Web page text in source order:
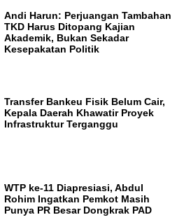
Andi Harun: Perjuangan Tambahan
TKD Harus Ditopang Kajian
Akademik, Bukan Sekadar
Kesepakatan Politik
Transfer Bankeu Fisik Belum Cair,
Kepala Daerah Khawatir Proyek
Infrastruktur Terganggu
WTP ke-11 Diapresiasi, Abdul
Rohim Ingatkan Pemkot Masih
Punya PR Besar Dongkrak PAD